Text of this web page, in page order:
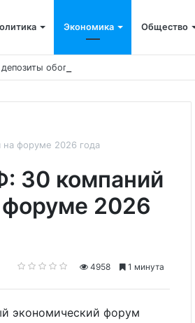
Экономика Общество
обогнали вклады населения
форуме 2026 года
30 компаний
форуме 2026
4958 1 минута
экономический форум